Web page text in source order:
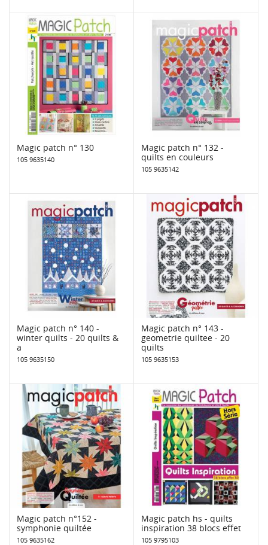
Magic patch n° 130
105 9635140
Magic patch n° 132 -
quilts en couleurs
105 9635142
Magic patch n° 140 -
winter quilts - 20 quilts &
a
105 9635150
Magic patch n° 143 -
geometrie quiltee - 20
quilts
105 9635153
Magic patch n°152 -
symphonie quiltée
105 9635162
Magic patch hs - quilts
inspiration 38 blocs effet
105 9795103